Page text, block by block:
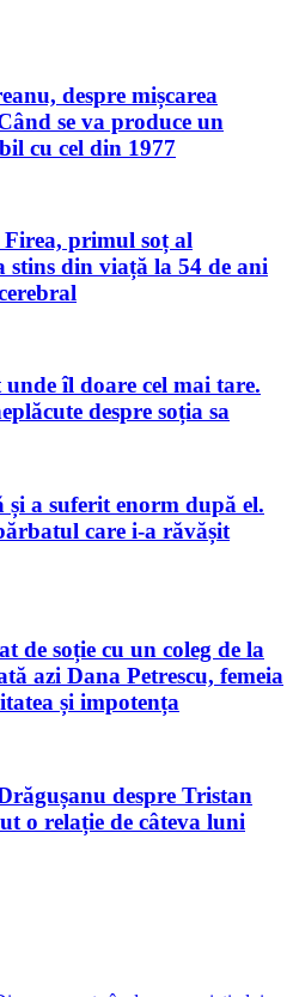
despre mișcarea
se va produce un
cu cel din 1977
Firea, primul soț al
stins din viață la 54 de ani
îl doare cel mai tare.
despre soția sa
a suferit enorm după el.
care i-a răvășit
de soție cu un coleg de la
azi Dana Petrescu, femeia
și impotența
despre Tristan
o relație de câteva luni